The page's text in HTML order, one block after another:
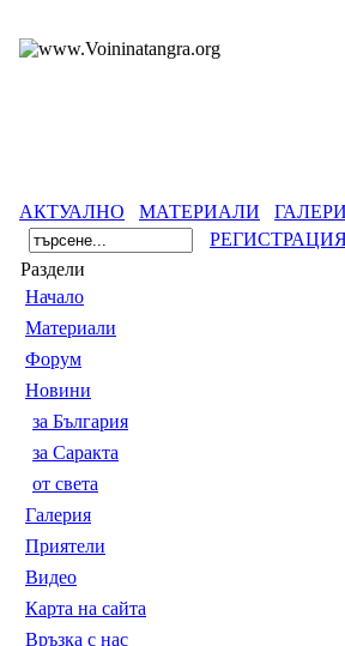
АКТУАЛНО МАТЕРИАЛИ
Раздели
Началo
Материали
Форум
Новини
за България
за Саракта
от света
Галерия
Приятели
Видео
Карта на сайта
Връзка с нас